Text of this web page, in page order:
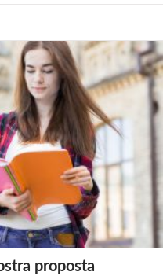
proposta